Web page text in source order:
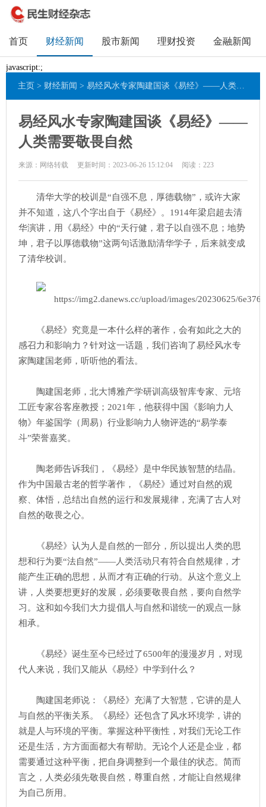
首页 财经新闻 股市新闻 理财投资 金融新闻
javascript:;
主页 > 财经新闻 > 易经风水专家陶建国谈《易经》——人类需要敬畏自然
易经风水专家陶建国谈《易经》——
人类需要敬畏自然
来源：网络转载 更新时间：2023-06-26 15:12:04 阅读： 223
清华大学的校训是“自强不息，厚德载物”，或许大家
并不知道，这八个字出自于《易经》。1914年梁启超去清
华演讲，用《易经》中的“天行健，君子以自强不息；地势
坤，君子以厚德载物”这两句话激励清华学子，后来就变成
了清华校训。
《易经》究竟是一本什么样的著作，会有如此之大的
感召力和影响力？针对这一话题，我们咨询了易经风水专
家陶建国老师，听听他的看法。
陶建国老师，北大博雅产学研训高级智库专家、元培
工匠专家谷客座教授；2021年，他获得中国《影响力人
物》年鉴国学（周易）行业影响力人物评选的“易学泰
斗”荣誉嘉奖。
陶老师告诉我们，《易经》是中华民族智慧的结晶。
作为中国最古老的哲学著作，《易经》通过对自然的观
察、体悟，总结出自然的运行和发展规律，充满了古人对
自然的敬畏之心。
《易经》认为人是自然的一部分，所以提出人类的思
想和行为要“法自然”——人类活动只有符合自然规律，才
能产生正确的思想，从而才有正确的行动。从这个意义上
讲，人类要想更好的发展，必须要敬畏自然，要向自然学
习。这和如今我们大力提倡人与自然和谐统一的观点一脉
相承。
《易经》诞生至今已经过了6500年的漫漫岁月，对现
代人来说，我们又能从《易经》中学到什么？
陶建国老师说：《易经》充满了大智慧，它讲的是人
与自然的平衡关系。《易经》还包含了风水环境学，讲的
就是人与环境的平衡。掌握这种平衡性，对我们无论工作
还是生活，方方面面都大有帮助。无论个人还是企业，都
需要通过这种平衡，把自身调整到一个最佳的状态。简而
言之，人类必须先敬畏自然，尊重自然，才能让自然规律
为自己所用。